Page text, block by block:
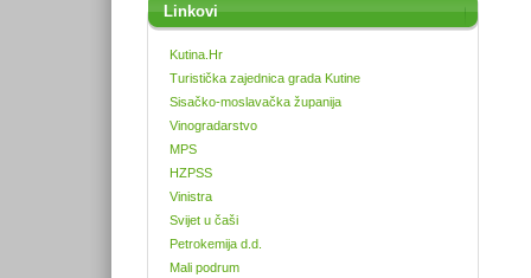
Linkovi
Kutina.Hr
Turistička zajednica grada Kutine
Sisačko-moslavačka županija
Vinogradarstvo
MPS
HZPSS
Vinistra
Svijet u čaši
Petrokemija d.d.
Mali podrum